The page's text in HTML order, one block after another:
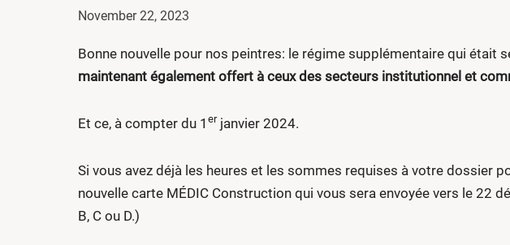
November 22, 2023
Bonne nouvelle pour nos peintres: le régime supplémentaire qui était
maintenant également offert à ceux des secteurs institutionnel et
Et ce, à compter du 1 erjanvier 2024.
Si vous avez déjà les heures et les sommes requises à votre dossier
nouvelle carte MÉDIC Construction qui vous sera envoyée vers le 22
B, C ou D.)